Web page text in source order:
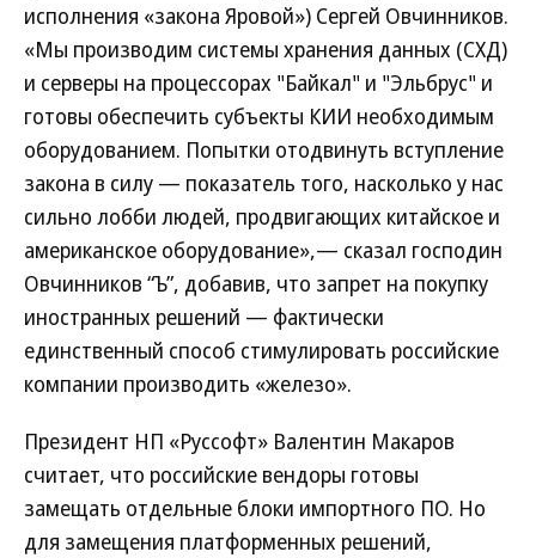
исполнения «закона Яровой») Сергей Овчинников.
«Мы производим системы хранения данных (СХД)
и серверы на процессорах "Байкал" и "Эльбрус" и
готовы обеспечить субъекты КИИ необходимым
оборудованием. Попытки отодвинуть вступление
закона в силу — показатель того, насколько у нас
сильно лобби людей, продвигающих китайское и
американское оборудование»,— сказал господин
Овчинников “Ъ”, добавив, что запрет на покупку
иностранных решений — фактически
единственный способ стимулировать российские
компании производить «железо».
Президент НП «Руссофт» Валентин Макаров
считает, что российские вендоры готовы
замещать отдельные блоки импортного ПО. Но
для замещения платформенных решений,